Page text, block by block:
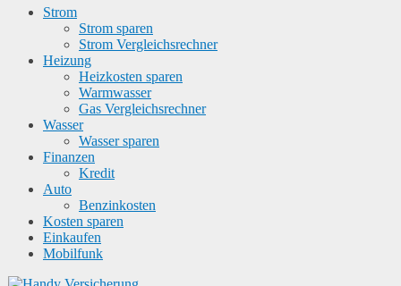
Strom
Strom sparen
Strom Vergleichsrechner
Heizung
Heizkosten sparen
Warmwasser
Gas Vergleichsrechner
Wasser
Wasser sparen
Finanzen
Kredit
Auto
Benzinkosten
Kosten sparen
Einkaufen
Mobilfunk